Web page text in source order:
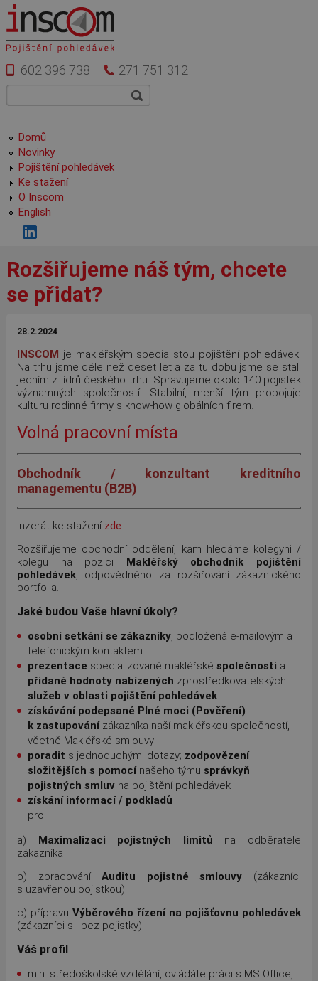
Přejít k hlavnímu obsahu
602 396 738 271 751 312
Hlavní menu
Domů
Novinky
Pojištění pohledávek
Ke stažení
O Inscom
English
Rozšiřujeme náš tým, chcete
se přidat?
28.2.2024
INSCOM je makléřským specialistou pojištění pohledávek.
Na trhu jsme déle než deset let a za tu dobu jsme se stali
jedním z lídrů českého trhu. Spravujeme okolo 140 pojistek
významných společností. Stabilní, menší tým propojuje
kulturu rodinné firmy s know-how globálních firem.
Volná pracovní místa
Obchodník / konzultant kreditního
managementu (B2B)
Inzerát ke stažení zde
Rozšiřujeme obchodní oddělení, kam hledáme kolegyni /
kolegu na pozici Makléřský obchodník pojištění
pohledávek, odpovědného za rozšiřování zákaznického
portfolia.
Jaké budou Vaše hlavní úkoly?
osobní setkání se zákazníky, podložená e-mailovým a
telefonickým kontaktem
prezentace specializované makléřské společnosti a
přidané hodnoty nabízených zprostředkovatelských
služeb v oblasti pojištění pohledávek
získávání podepsané Plné moci (Pověření)
k zastupovánízákazníka naší makléřskou společností,
včetně Makléřské smlouvy
poradit s jednoduchými dotazy; zodpovězení
složitějších s pomocínašeho týmu správkyň
pojistných smluvna pojištění pohledávek
získání informací / podkladů
pro
a) Maximalizaci pojistných limitů na odběratele
zákazníka
b) zpracováníAuditu pojistné smlouvy (zákazníci
s uzavřenou pojistkou)
c) přípravu Výběrového řízení na pojišťovnu pohledávek
(zákazníci s i bez pojistky)
Váš profil
min. středoškolské vzdělání, ovládáte práci s MS Office,